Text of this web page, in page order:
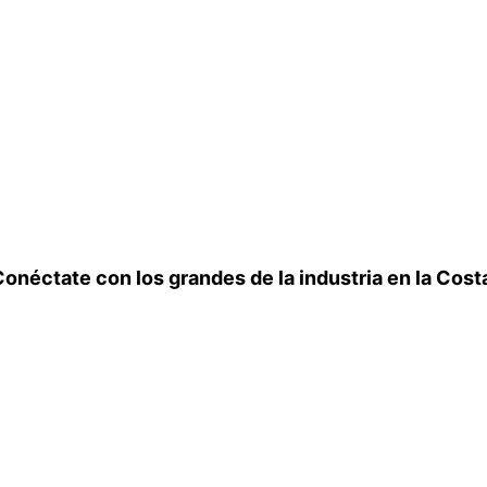
con los grandes de la industria en la